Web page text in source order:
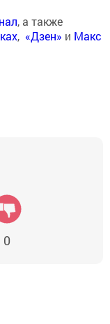
, а также
, «Дзен» и Макс
0